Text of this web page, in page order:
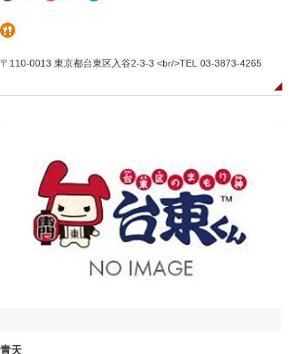
〒110-0013 東京都台東区入谷2-3-3 <br/>TEL 03-3873-4265
青天